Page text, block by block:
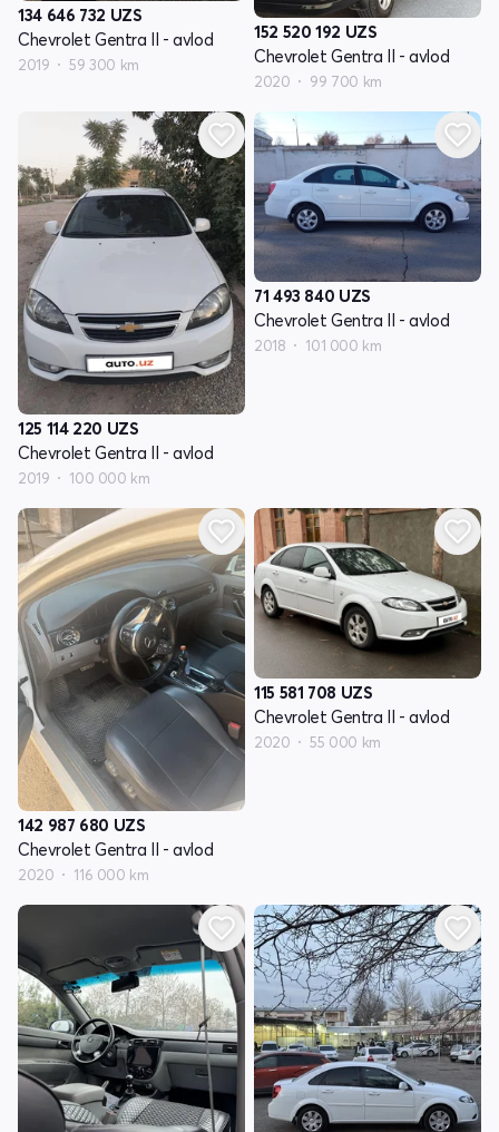
134 646 732 UZS
Chevrolet Gentra II - avlod
2019 59 300 km
152 520 192 UZS
Chevrolet Gentra II - avlod
2020 99 700 km
125 114 220 UZS
Chevrolet Gentra II - avlod
2019 100 000 km
71 493 840 UZS
Chevrolet Gentra II - avlod
2018 101 000 km
142 987 680 UZS
Chevrolet Gentra II - avlod
2020 116 000 km
115 581 708 UZS
Chevrolet Gentra II - avlod
2020 55 000 km